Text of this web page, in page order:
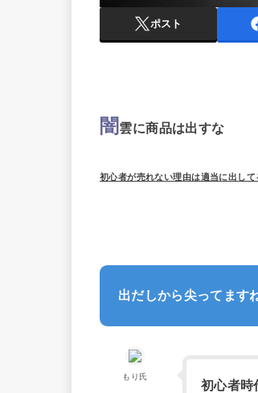
ポスト
闇 雲に商品は出すな
初心者が売れない理由は適当に出して
出だしから尖ってます
もり氏
初心者時